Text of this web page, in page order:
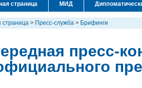
страница МИД
страница > Пресс-служба > Брифинги
пресс-